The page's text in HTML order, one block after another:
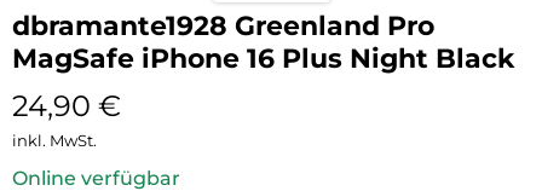
dbramante1928 Greenland Pro
MagSafe iPhone 16 Plus Night Black
24,90 €
inkl. MwSt.
Online verfügbar